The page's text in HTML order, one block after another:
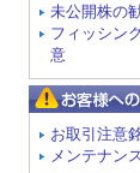
未公開株の
フィッシン
意
お取引注意
メンテナン